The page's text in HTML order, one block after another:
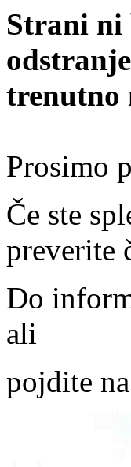
Strani ni
trenutno
Prosimo
Če ste
preverite
Do
ali
pojdite na